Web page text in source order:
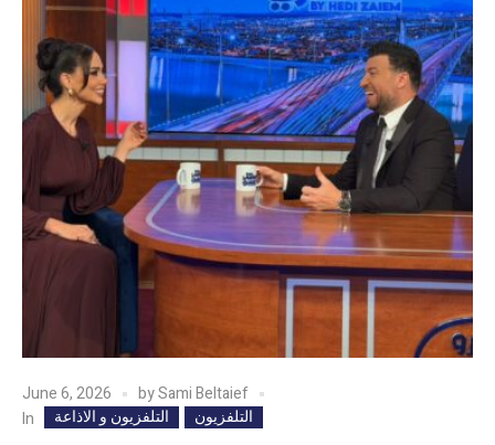
June 6, 2026 bySami Beltaief
In
التلفزيون و الاذاعة التلفزيون